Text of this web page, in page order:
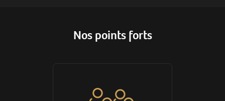
Nos points forts